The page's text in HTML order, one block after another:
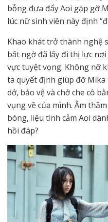
bỗng đưa đẩy Aoi gặp gỡ
lúc nữ sinh viên này định
Khao khát trở thành nghệ
bất ngờ đã lấy đi thị lực
vực tuyệt vọng. Không nỡ
ta quyết định giúp đỡ
dở, bảo vệ và chở che cô
vụng về của mình. Âm
bóng, liệu tình cảm Aoi
hồi đáp?